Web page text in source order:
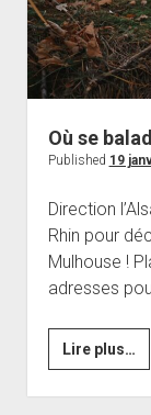
Où se
Published 19
Direction
Rhin pour
Mulhouse !
adresses
Lire plus…
se